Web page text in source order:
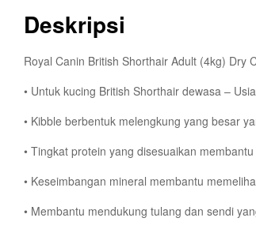
Deskripsi
Royal Canin British Shorthair Adult (4kg) Dry
• Untuk kucing British Shorthair dewasa –
• Kibble berbentuk melengkung yang besar
• Tingkat protein yang disesuaikan
• Keseimbangan mineral membantu
• Membantu mendukung tulang dan sendi